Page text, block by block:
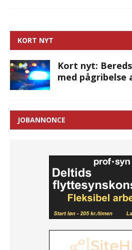
KORT NYT
Kort nyt:
med pågribelse
JOBANNONCE